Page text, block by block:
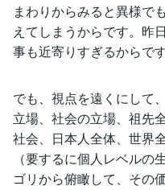
まわりからみると異様で
えてしまうからです。昨
事も近寄りすぎるからです
でも、視点を遠くにして
立場、社会の立場、祖先
社会、日本人全体、世界
（要するに個人レベル
ゴリから俯瞰して、その